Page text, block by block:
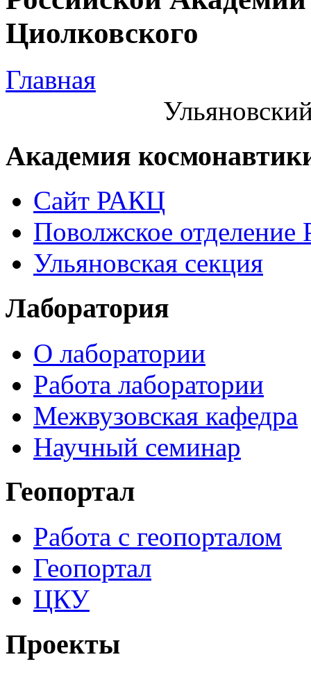
Циолковского
Главная
Академия
Сайт РАКЦ
Поволжское
Ульяновская секция
Лаборатория
О лаборатории
Работа лаборатории
Межвузовская кафедра
Научный семинар
Геопортал
Работа с геопорталом
Геопортал
ЦКУ
Проекты